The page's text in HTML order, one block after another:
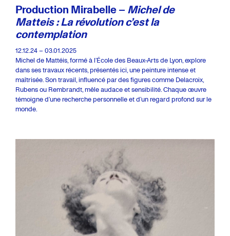
Production Mirabelle – Michel de
Matteis : La révolution c’est la
contemplation
12.12.24 – 03.01.2025
Michel de Mattéis, formé à l’École des Beaux-Arts de Lyon, explore
dans ses travaux récents, présentés ici, une peinture intense et
maîtrisée. Son travail, influencé par des figures comme Delacroix,
Rubens ou Rembrandt, mêle audace et sensibilité. Chaque œuvre
témoigne d’une recherche personnelle et d’un regard profond sur le
monde.